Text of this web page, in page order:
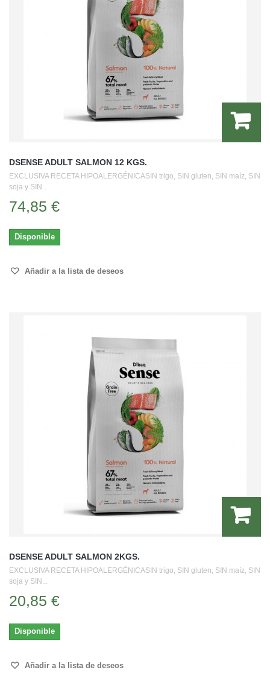
DSENSE ADULT SALMON 12 KGS.
EXCLUSIVA RECETA HIPOALERGÉNICASIN trigo, SIN gluten, SIN maíz, SIN
soja y SIN...
74,85 €
Disponible
Añadir a la lista de deseos
DSENSE ADULT SALMON 2KGS.
EXCLUSIVA RECETA HIPOALERGÉNICASIN trigo, SIN gluten, SIN maíz, SIN
soja y SIN...
20,85 €
Disponible
Añadir a la lista de deseos